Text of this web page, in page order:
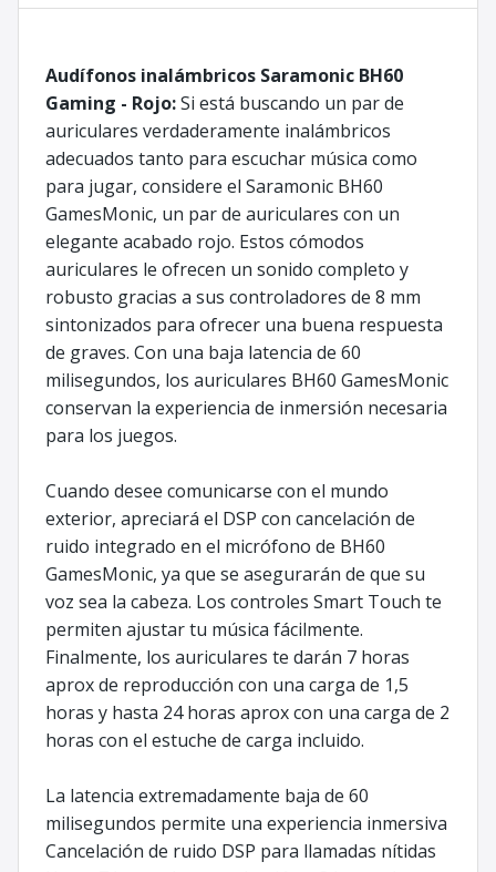
Audífonos inalámbricos Saramonic BH60
Gaming - Rojo:Si está buscando un par de
auriculares verdaderamente inalámbricos
adecuados tanto para escuchar música como
para jugar, considere el Saramonic BH60
GamesMonic, un par de auriculares con un
elegante acabado rojo. Estos cómodos
auriculares le ofrecen un sonido completo y
robusto gracias a sus controladores de 8 mm
sintonizados para ofrecer una buena respuesta
de graves. Con una baja latencia de 60
milisegundos, los auriculares BH60 GamesMonic
conservan la experiencia de inmersión necesaria
para los juegos.
Cuando desee comunicarse con el mundo
exterior, apreciará el DSP con cancelación de
ruido integrado en el micrófono de BH60
GamesMonic, ya que se asegurarán de que su
voz sea la cabeza. Los controles Smart Touch te
permiten ajustar tu música fácilmente.
Finalmente, los auriculares te darán 7 horas
aprox de reproducción con una carga de 1,5
horas y hasta 24 horas aprox con una carga de 2
horas con el estuche de carga incluido.
La latencia extremadamente baja de 60
milisegundos permite una experiencia inmersiva
Cancelación de ruido DSP para llamadas nítidas